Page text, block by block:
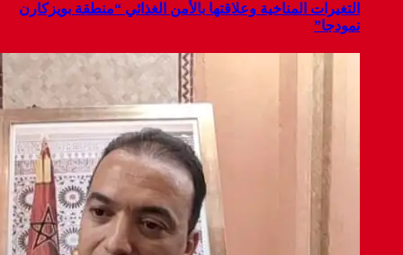
التغيرات المناخية وعلاقتها بالأمن الغذائي “منطقة بويزكارن
نمودجا”